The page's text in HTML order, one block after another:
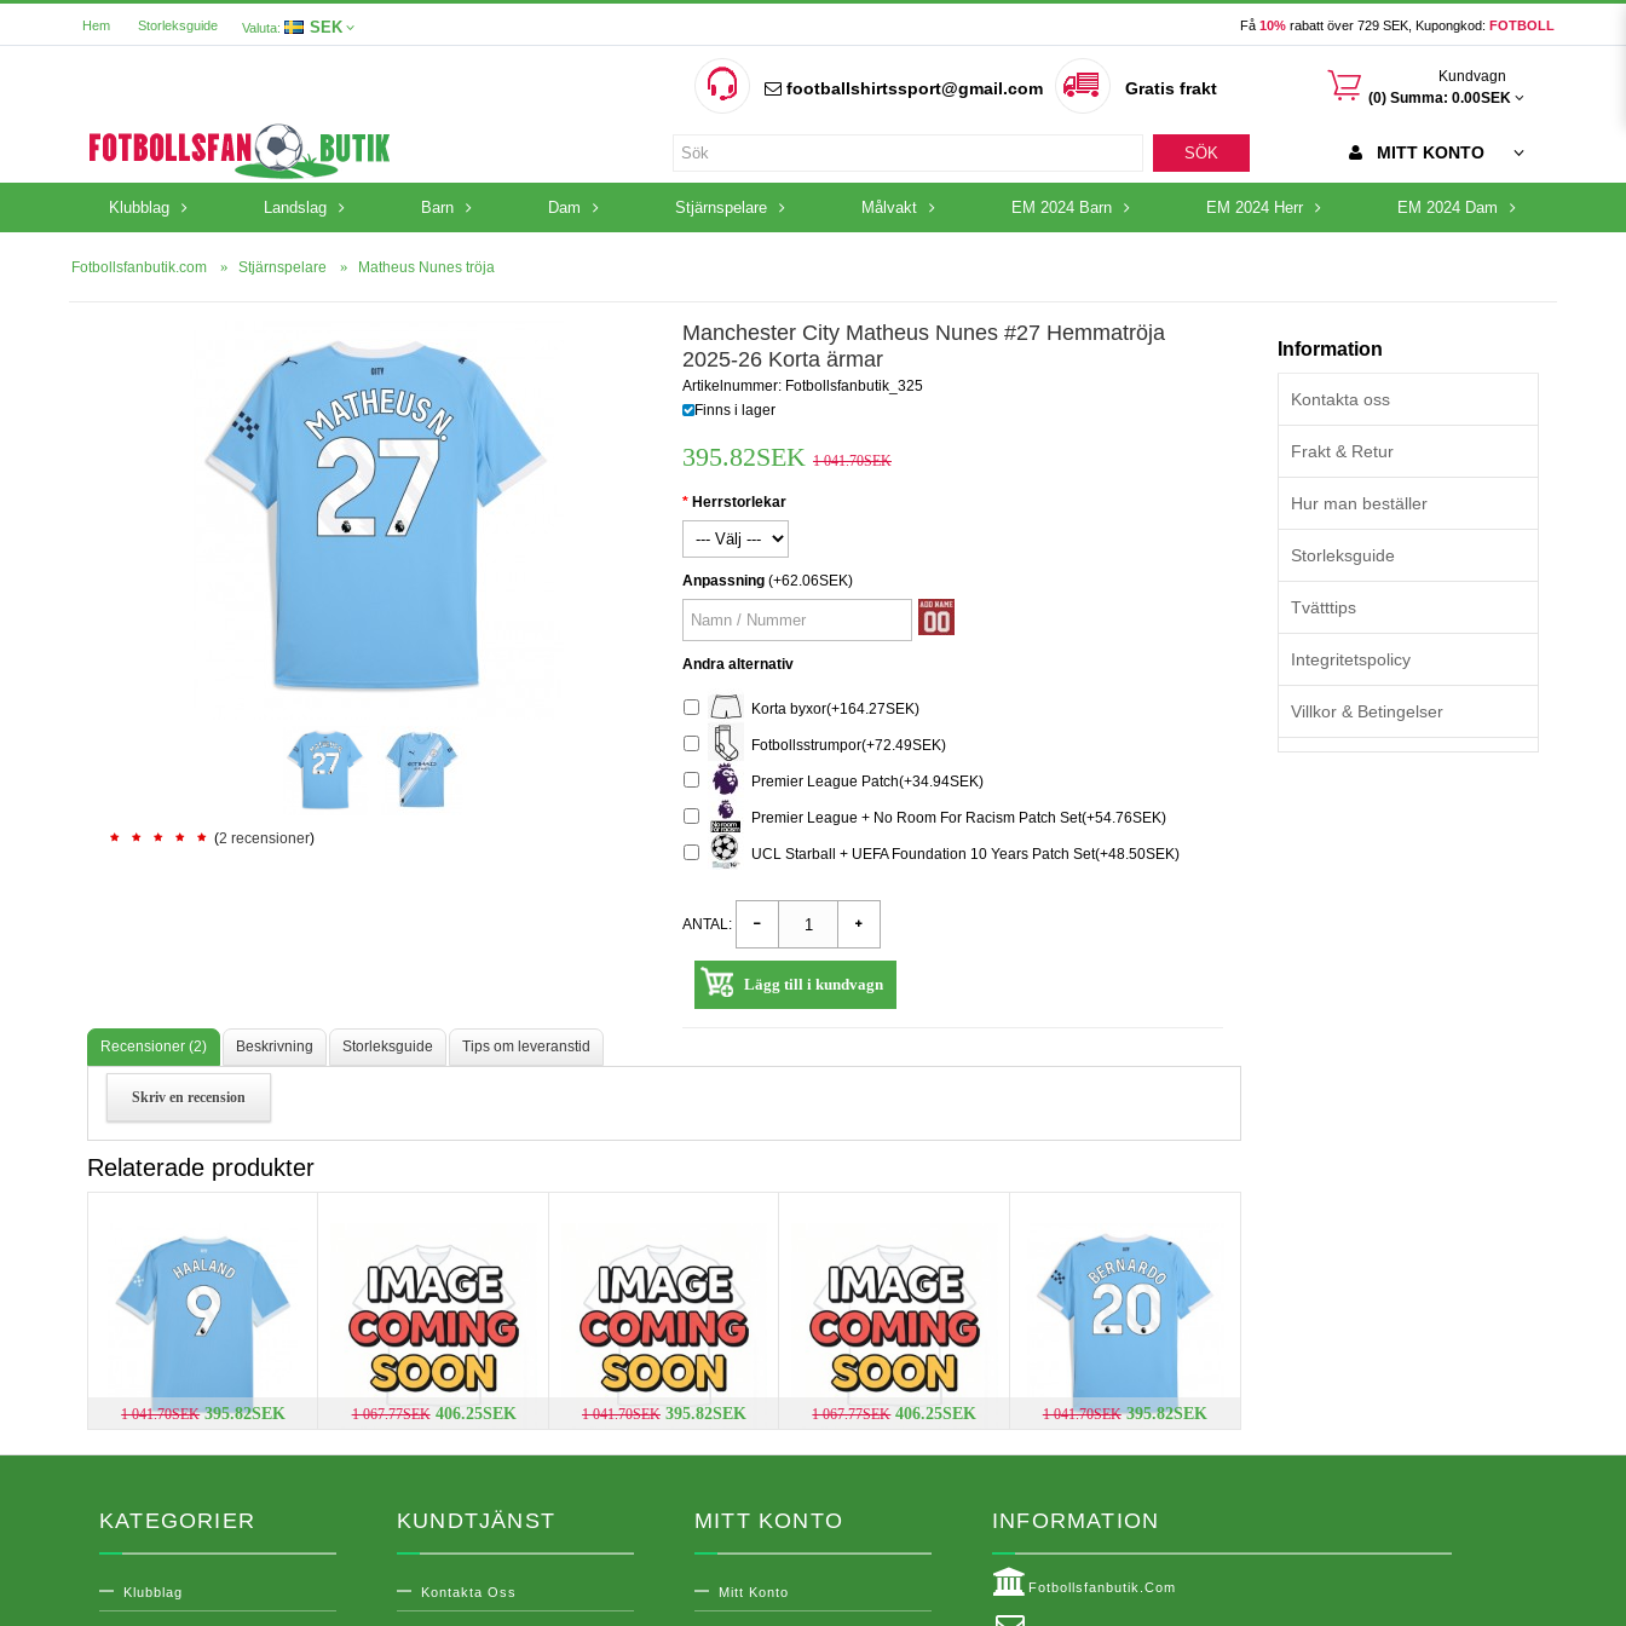
Hem Storleksguide Valuta: SEK Få 10% rabatt över 729 SEK, Kupongkod: FOTBOLL
footballshirtssport@gmail.com Gratis frakt 󰃦
Kundvagn
(0) Summa: 0.00SEK
SÖK MITT KONTO
Klubblag Landslag Barn Dam Stjärnspelare Målvakt EM 2024 Barn EM 2024 Herr EM 2024 Dam
Fotbollsfanbutik.com Stjärnspelare Matheus Nunes tröja
(2 recensioner)
Manchester City Matheus Nunes #27 Hemmatröja
2025-26 Korta ärmar
Artikelnummer: Fotbollsfanbutik_325
Finns i lager
395.82SEK 1 041.70SEK
Herrstorlekar
Anpassning (+62.06SEK)
Andra alternativ
Korta byxor(+164.27SEK)
Fotbollsstrumpor(+72.49SEK)
Premier League Patch(+34.94SEK)
Premier League + No Room For Racism Patch Set(+54.76SEK)
UCL Starball + UEFA Foundation 10 Years Patch Set(+48.50SEK)
ANTAL:
Lägg till i kundvagn
Recensioner (2) Beskrivning Storleksguide Tips om leveranstid
Skriv en recension
Relaterade produkter
1 041.70SEK 395.82SEK 1 067.77SEK 406.25SEK 1 041.70SEK 395.82SEK 1 067.77SEK 406.25SEK 1 041.70SEK 395.82SEK
Information
Kontakta oss
Frakt & Retur
Hur man beställer
Storleksguide
Tvätttips
Integritetspolicy
Villkor & Betingelser
KATEGORIER
Klubblag
KUNDTJÄNST
Kontakta Oss
MITT KONTO
Mitt Konto
INFORMATION
Fotbollsfanbutik.com